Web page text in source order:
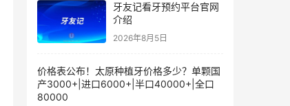
牙友记看牙预约平台官网
介绍
2026年8月5日
价格表公布！太原种植牙价格多少？单颗国
产3000+|进口6000+|半口40000+|全口
80000